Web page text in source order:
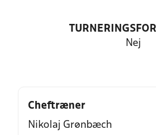
Nej
Cheftræner
Nikolaj Grønbæch